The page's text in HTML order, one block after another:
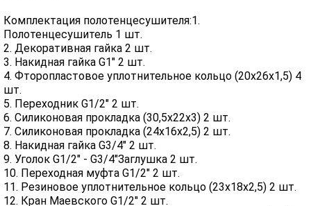
Комплектация полотенцесушителя:1.
Полотенцесушитель 1 шт.
2. Декоративная гайка 2 шт.
3. Накидная гайка G1" 2 шт.
4. Фторопластовое уплотнительное кольцо (20х26х1,5) 4
шт.
5. Переходник G1/2" 2 шт.
6. Силиконовая прокладка (30,5х22х3) 2 шт.
7. Силиконовая прокладка (24х16х2,5) 2 шт.
8. Накидная гайка G3/4" 2 шт.
9. Уголок G1/2" - G3/4"Заглушка 2 шт.
10. Переходная муфта G1/2" 2 шт.
11. Резиновое уплотнительное кольцо (23х18х2,5) 2 шт.
12. Кран Маевского G1/2" 2 шт.